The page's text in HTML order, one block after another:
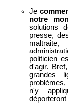
Je
notre
solutions
presse,
politicien
d'agir.
grandes
n'y